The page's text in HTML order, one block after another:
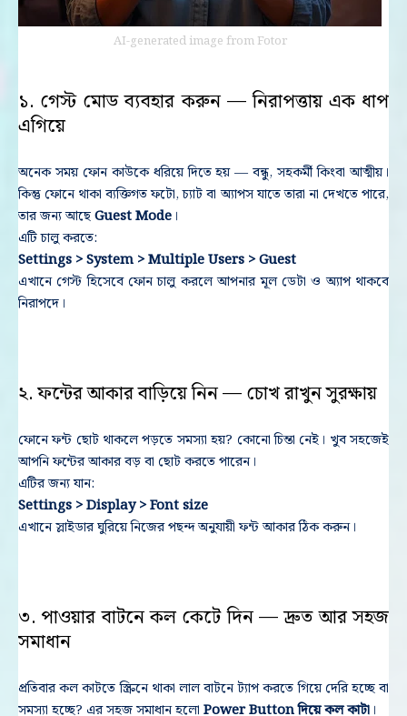
AI-generated image from Fotor
১. গেস্ট মোড ব্যবহার করুন — নিরাপত্তায় এক ধাপ
এগিয়ে
অনেক সময় ফোন কাউকে ধরিয়ে দিতে হয় — বন্ধু, সহকর্মী কিংবা আত্মীয়।
কিন্তু ফোনে থাকা ব্যক্তিগত ফটো, চ্যাট বা অ্যাপস যাতে তারা না দেখতে পারে,
তার জন্য আছেGuest Mode ।
এটি চালু করতে:
Settings > System > Multiple Users > Guest
এখানে গেস্ট হিসেবে ফোন চালু করলে আপনার মূল ডেটা ও অ্যাপ থাকবে
নিরাপদে।
২. ফন্টের আকার বাড়িয়ে নিন — চোখ রাখুন সুরক্ষায়
ফোনে ফন্ট ছোট থাকলে পড়তে সমস্যা হয়? কোনো চিন্তা নেই। খুব সহজেই
আপনি ফন্টের আকার বড় বা ছোট করতে পারেন।
এটির জন্য যান:
Settings > Display > Font size
এখানে স্লাইডার ঘুরিয়ে নিজের পছন্দ অনুযায়ী ফন্ট আকার ঠিক করুন।
৩. পাওয়ার বাটনে কল কেটে দিন — দ্রুত আর সহজ
সমাধান
প্রতিবার কল কাটতে স্ক্রিনে থাকা লাল বাটনে ট্যাপ করতে গিয়ে দেরি হচ্ছে বা
সমস্যা হচ্ছে? এর সহজ সমাধান হলো Power Button দিয়ে কল কাটা ।